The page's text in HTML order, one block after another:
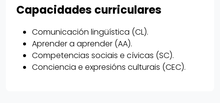
Capacidades curriculares
Comunicación lingüística (CL).
Aprender a aprender (AA).
Competencias sociais e cívicas (SC).
Conciencia e expresións culturais (CEC).